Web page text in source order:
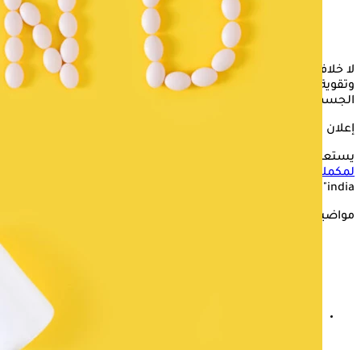
لا خلاف على فعالية مكملات فيتامين دفي تعزيز الجهاز المناعي
وتقوية العظام، ولكن يجب توخي الحذر عند تناولها، لأنها قد تهدد
الجسم ببعض الآثار الجانبية الصامتة.
إعلان
يستعرض "الكونسلتو" في التقرير التالي،
لمكملات فيتامين د
india".
مواضيع ذات صلة